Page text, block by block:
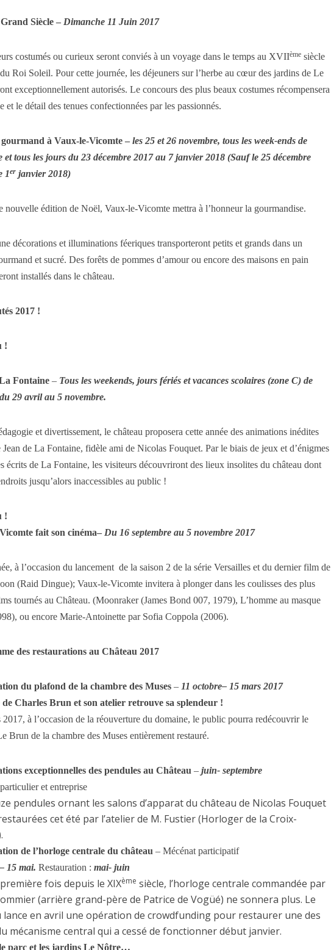
Siècle – Dimanche 11 Juin 2017
costumés ou curieux seront conviés à un voyage dans le temps au XVIIème siècle
Roi Soleil. Pour cette journée, les déjeuners sur l’herbe au cœur des jardins de Le
exceptionnellement autorisés. Le concours des plus beaux costumes récompensera
et le détail des tenues confectionnées par les passionnés.
à Vaux-le-Vicomte – les 25 et 26 novembre, tous les week-ends de
et tous les jours du 23 décembre 2017 au 7 janvier 2018 (Sauf le 25 décembre
1er janvier 2018)
nouvelle édition de Noël, Vaux-le-Vicomte mettra à l’honneur la gourmandise.
décorations et illuminations féeriques transporteront petits et grands dans un
et sucré. Des forêts de pommes d’amour ou encore des maisons en pain
installés dans le château.
2017 !
!
Fontaine – Tous les weekends, jours fériés et vacances scolaires (zone C) de
29 avril au 5 novembre.
et divertissement, le château proposera cette année des animations inédites
Jean de La Fontaine, fidèle ami de Nicolas Fouquet. Par le biais de jeux et d’énigmes
écrits de La Fontaine, les visiteurs découvriront des lieux insolites du château dont
jusqu’alors inaccessibles au public !
!
fait son cinéma– Du 16 septembre au 5 novembre 2017
à l’occasion du lancement de la saison 2 de la série Versailles et du dernier film de
(Raid Dingue); Vaux-le-Vicomte invitera à plonger dans les coulisses des plus
tournés au Château. (Moonraker (James Bond 007, 1979), L’homme au masque
ou encore Marie-Antoinette par Sofia Coppola (2006).
des restaurations au Château 2017
du plafond de la chambre des Muses – 11 octobre– 15 mars 2017
Charles Brun et son atelier retrouve sa splendeur !
2017, à l’occasion de la réouverture du domaine, le public pourra redécouvrir le
Brun de la chambre des Muses entièrement restauré.
exceptionnelles des pendules au Château – juin- septembre
et entreprise
pendules ornant les salons d’apparat du château de Nicolas Fouquet
cet été par l’atelier de M. Fustier (Horloger de la Croix-
de l’horloge centrale du château – Mécénat participatif
15 mai. Restauration : mai- juin
fois depuis le XIXème siècle, l’horloge centrale commandée par
(arrière grand-père de Patrice de Vogüé) ne sonnera plus. Le
lance en avril une opération de crowdfunding pour restaurer une des
mécanisme central qui a cessé de fonctionner début janvier.
parc et les jardins Le Nôtre…